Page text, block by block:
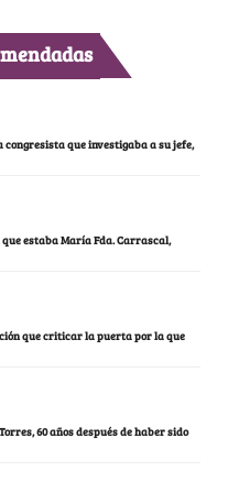
congresista que investigaba a su jefe,
estaba María Fda. Carrascal,
que criticar la puerta por la que
60 años después de haber sido